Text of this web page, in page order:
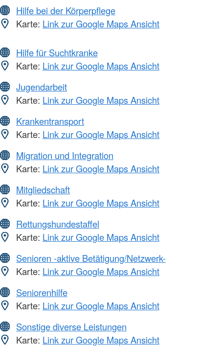
Hilfe bei der Körperpflege
Karte: Link zur Google Maps Ansicht
Hilfe für Suchtkranke
Karte: Link zur Google Maps Ansicht
Jugendarbeit
Karte: Link zur Google Maps Ansicht
Krankentransport
Karte: Link zur Google Maps Ansicht
Migration und Integration
Karte: Link zur Google Maps Ansicht
Mitgliedschaft
Karte: Link zur Google Maps Ansicht
Rettungshundestaffel
Karte: Link zur Google Maps Ansicht
Senioren -aktive Betätigung/Netzwerk-
Karte: Link zur Google Maps Ansicht
Seniorenhilfe
Karte: Link zur Google Maps Ansicht
Sonstige diverse Leistungen
Karte: Link zur Google Maps Ansicht